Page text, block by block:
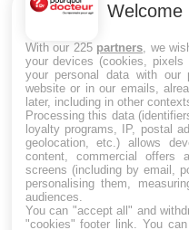
globules
Maladie
Welcome
With our 225 partners , we
your devices (cookies,
your personal data with our
website or in our emails,
later, including in other
Processing this data
loyalty programs, IP, postal
geolocation, etc.) allows
content, commercial offers
screens (including by email,
personalising them,
audiences.
You can "accept all" and
"cookies" footer link . You